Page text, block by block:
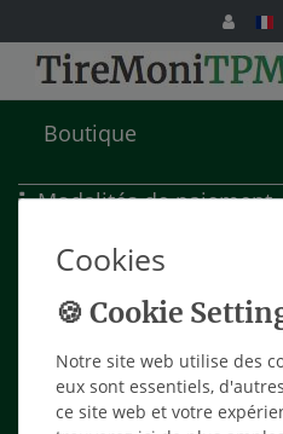
Boutique
Modalités de paiement
Droits d'annulation
Support
Mon Compte
Cookies
Notre site web utilise des
eux sont essentiels,
ce site web et votre